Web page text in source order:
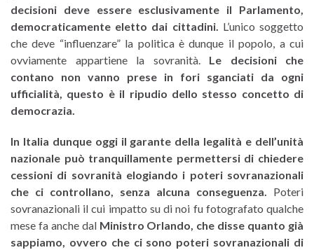
decisioni deve essere esclusivamente il Parlamento,
democraticamente eletto dai cittadini. L’unico soggetto
che deve “influenzare” la politica è dunque il popolo, a cui
ovviamente appartiene la sovranità. Le decisioni che
contano non vanno prese in fori sganciati da ogni
ufficialità, questo è il ripudio dello stesso concetto di
democrazia.
In Italia dunque oggi il garante della legalità e dell’unità
nazionale può tranquillamente permettersi di chiedere
cessioni di sovranità elogiando i poteri sovranazionali
che ci controllano, senza alcuna conseguenza. Poteri
sovranazionali il cui impatto su di noi fu fotografato qualche
mese fa anche dal Ministro Orlando, che disse quanto già
sappiamo, ovvero che ci sono poteri sovranazionali di